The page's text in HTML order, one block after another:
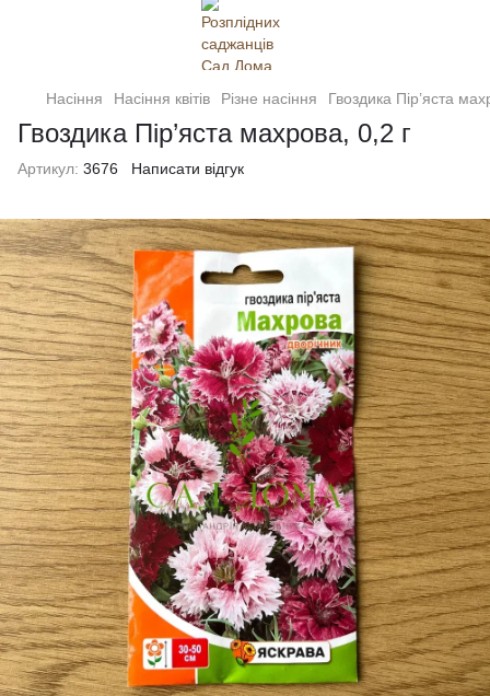
Насіння Насіння квітів Різне насіння Гвоздика Пір’яста
Гвоздика Пір’яста махрова, 0,2 г
Артикул: 3676 Написати відгук